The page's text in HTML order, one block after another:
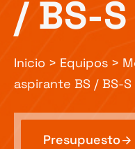
/ BS-S
Inicio > Equipos >
aspirante BS / BS-S
Presupuesto